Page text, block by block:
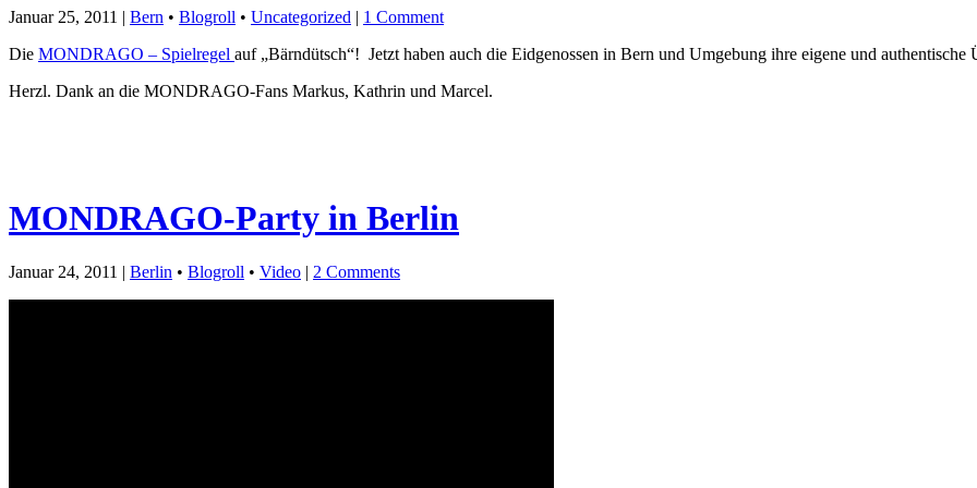
Januar 25, 2011 | Bern • Blogroll • Uncategorized | 1 Comment
Die MONDRAGO – Spielregel auf „Bärndütsch“! Jetzt haben auch die Eidgenossen in Bern und Umgebung ihre eigene und authentische
Herzl. Dank an die MONDRAGO-Fans Markus, Kathrin und Marcel.
MONDRAGO-Party in Berlin
Januar 24, 2011 | Berlin • Blogroll • Video | 2 Comments